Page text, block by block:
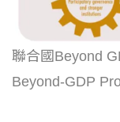
聯合國Beyond
Beyond-GDP